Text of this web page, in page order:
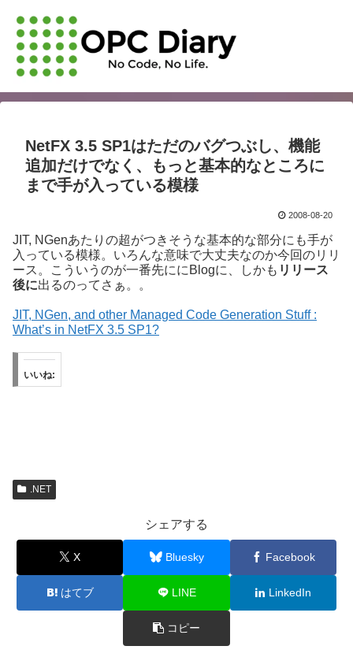
NetFX 3.5 SP1はただのバグつぶし、機能
追加だけでなく、もっと基本的なところに
まで手が入っている模様
2008-08-20
JIT, NGenあたりの超がつきそうな基本的な部分にも手が
入っている模様。いろんな意味で大丈夫なのか今回のリリ
ース。こういうのが一番先ににBlogに、しかも リリース
後に出るのってさぁ。。
JIT, NGen, and other Managed Code Generation Stuff :
What’s in NetFX 3.5 SP1?
いいね:
.NET
シェアする
X Bluesky Facebook
はてブ LINE LinkedIn
コピー